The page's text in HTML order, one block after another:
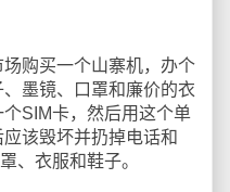
购买一个山寨机，办个
墨镜、口罩和廉价的衣
SIM卡，然后用这个单
该毁坏并扔掉电话和
、衣服和鞋子。